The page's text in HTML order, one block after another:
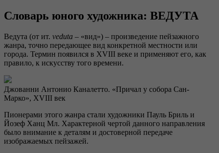
Словарь юного художника: ВЕДУТА
Ведута (от ит. veduta – «вид») – произведение пейзажного
жанра, точно передающее вид конкретной местности или
города. Термин появился в XVIII веке и применяют его, как
правило, к искусству того времени.
Джованни Антонио Каналетто. «Причал у собора Сан-
Марко», XVIII век
Пионерами этого жанра стали художники Пауль Бриль и
Йозеф Ханц Мл. Характерной чертой данного направления
было внимание к деталям и достоверной передаче
изображаемых пейзажей.